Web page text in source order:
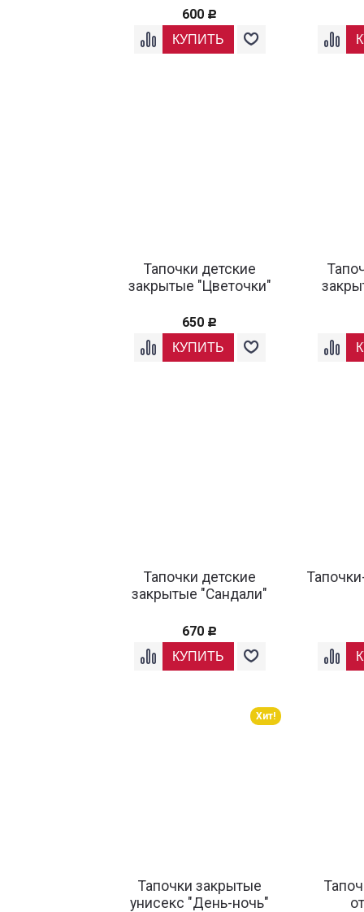
600 Р
Тапочки детские
закрытые "Цветочки"
650 Р
Тапочки детские
закрытые "Сандали"
670 Р
Хит!
Тапочки закрытые
унисекс "День-ночь"